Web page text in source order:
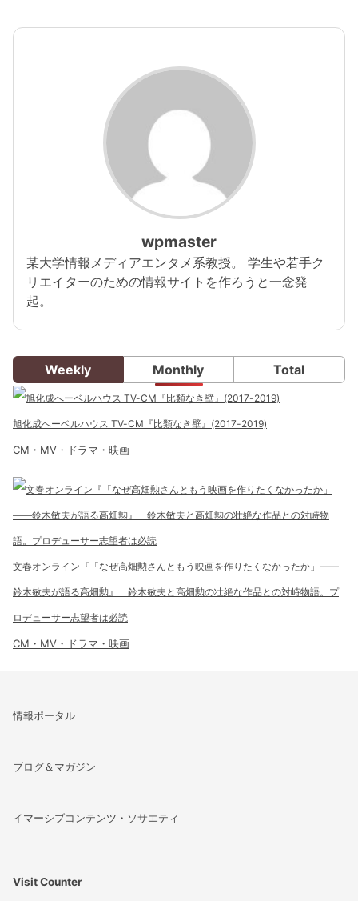
す。
wpmaster
某大学情報メディアエンタメ系教授。 学生や若手ク
リエイターのための情報サイトを作ろうと一念発
起。
Weekly Monthly Total
旭化成へーベルハウス TV-CM『比類なき壁』(2017-2019)
CM・MV・ドラマ・映画
文春オンライン『「なぜ高畑勲さんともう映画を作りたくなかったか」――
鈴木敏夫が語る高畑勲』 鈴木敏夫と高畑勲の壮絶な作品との対峙物語。プ
ロデューサー志望者は必読
CM・MV・ドラマ・映画
情報ポータル
ブログ＆マガジン
イマーシブコンテンツ・ソサエティ
Visit Counter